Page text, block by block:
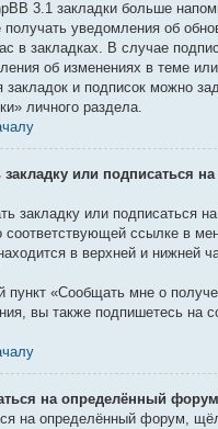
3.1 закладки больше
уведомления об
в закладках. В случае
об изменениях в теме
и подписок можно
личного раздела.
закладку или подписаться
закладку или подписаться
соответствующей ссылке в
в верхней и нижней
пункт «Сообщать мне о
вы также подпишетесь на
на определённый
на определённый форум,